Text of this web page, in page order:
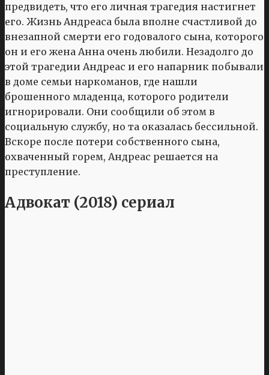
предвидеть, что его личная трагедия настигнет
его. Жизнь Андреаса была вполне счастливой до
внезапной смерти его годовалого сына, которого
он и его жена Анна очень любили. Незадолго до
этой трагедии Андреас и его напарник побывали
в доме семьи наркоманов, где нашли
брошенного младенца, которого родители
игнорировали. Они сообщили об этом в
социальную службу, но та оказалась бессильной.
Вскоре после потери собственного сына,
охваченный горем, Андреас решается на
преступление.
Адвокат (2018) сериал